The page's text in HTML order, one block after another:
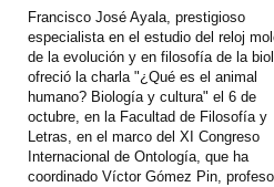
Francisco José Ayala, prestigioso
especialista en el estudio del reloj
de la evolución y en filosofía de la
ofreció la charla "¿Qué es el animal
humano? Biología y cultura" el 6 de
octubre, en la Facultad de Filosofía y
Letras, en el marco del XI Congreso
Internacional de Ontología, que ha
coordinado Víctor Gómez Pin,